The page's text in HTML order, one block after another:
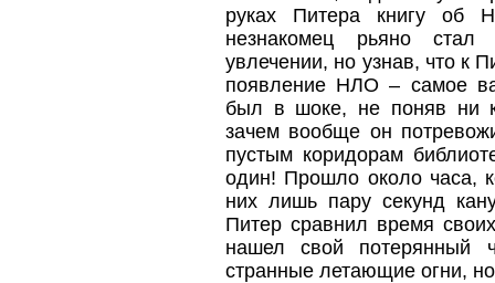
руках Питера книгу об
незнакомец рьяно стал
увлечении, но узнав, что к
появление НЛО – самое
был в шоке, не поняв ни
зачем вообще он
пустым коридорам
один! Прошло около часа,
них лишь пару секунд
Питер сравнил время
нашел свой потерянный
странные летающие огни,